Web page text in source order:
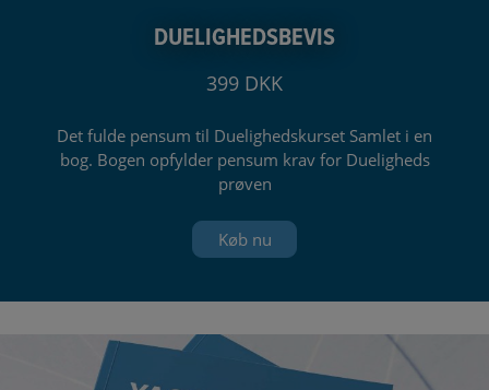
DUELIGHEDSBEVIS
399 DKK
Det fulde pensum til Duelighedskurset Samlet i en
bog. Bogen opfylder pensum krav for Dueligheds
prøven
Køb nu